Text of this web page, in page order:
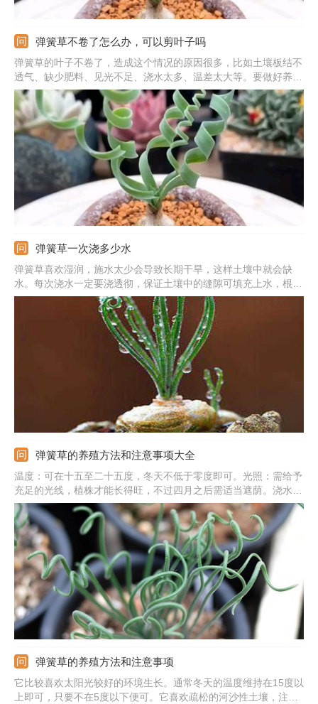
弹簧草不卷了怎么办，可以剪叶子吗
弹簧草的叶子不卷了，造成这个情况的原因很多，比如土壤板结不
透气、缺少肥料、见光不足、浇水太多、温差太大等。要做好养护
管理，更换上疏松、排水好的微酸性土壤，栽种时混入基肥，后期
生长中及时追肥，平时生长期多见见阳光，注意合理浇水，不能产
生积水，昼夜温差控制在10℃以内。
弹簧草一次浇多少水
弹簧草喜欢湿润，施水太少会导致长期干旱，这样土壤中就会缺
水。每次浇水一定要浇透彻，保证土壤中的缝隙可填充上水，根部
在花盆中能吸收到足够的水分。水量也不能太多，如果施水过量的
话，会导致盆土中出现积水，鳞茎会腐烂。植株生长的情况不同，
施水量需根据具体情况调整。
弹簧草的养殖方法和注意事项大全
温度：可在十五至二十五度，冬天不低于零度即可。光照：需给予
充足的光线，植株才能长得旺，不过四月之后需适当遮荫。浇水：
适量补充，避免积水。施肥：十月至四月每个月施肥一次。繁殖：
可用分株法。换盆：每年八月换盆一次。
弹簧草的养殖方法和注意事项
它比较喜欢太阳光较好的环境生长。通常冬天的温度维持在15度以
上即可，只要不在5度以下便可。它喜欢疏松的河沙性土壤，注意